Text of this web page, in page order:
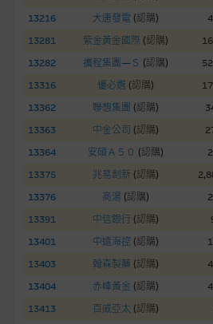
13216
大唐發電 (認購)
13281
紫金黃金國際 (認購)
13282
攜程集團—Ｓ (認購)
13316
優必選 (認購)
13362
聯想集團 (認購)
13363
中金公司 (認購)
13364
安碩Ａ５０ (認購)
13375
兆易創新 (認購)
13376
商湯 (認購)
13391
中信銀行 (認購)
13401
中遠海控 (認購)
13403
翰森製藥 (認購)
13404
赤峰黃金 (認購)
13413
百威亞太 (認購)
無法收回部份或全部應收款項。結構性
表現並不反映未來表現。產品的第二市
股份有限公司可能是唯一報價方。閣下
www.warrants.com.hk之上市文件以
備有強制贖回機制可能被提早終止，届
損失全部投資；而(ii)R類牛熊證之剩餘
網站連結
本網站或載有連接非由麥格理集團管理
純為方便閣下取得更多關於市場上相關
理集團對此等網站的內容及所介紹的產
適，不作任何聲明。麥格理集團建議閣
接的第三者查詢。此外，載有第三者網
三者推介本網站。